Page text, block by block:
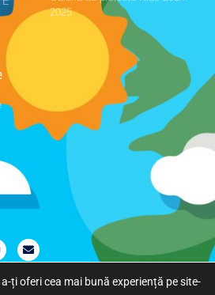
2025
ți oferi cea mai bună experiență pe site-